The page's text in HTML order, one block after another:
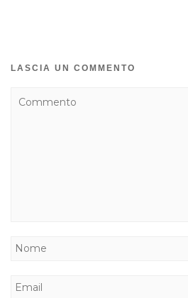
LASCIA UN COMMENTO